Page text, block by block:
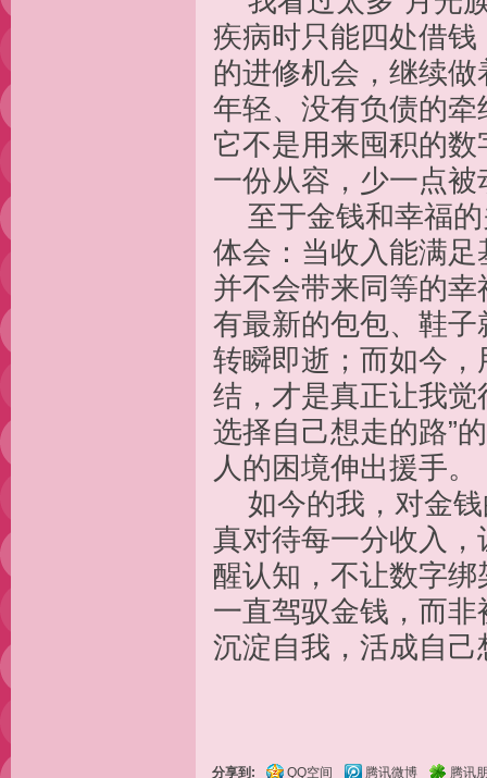
疾病时只能四处借
的进修机会，继续
年轻、没有负债的
它不是用来囤积的
一份从容，少一点被
至于金钱和幸福的
体会：当收入能满
并不会带来同等的
有最新的包包、鞋
转瞬即逝；而如今
结，才是真正让我觉
选择自己想走的路”
人的困境伸出援手。
如今的我，对金钱
真对待每一分收入
醒认知，不让数字
一直驾驭金钱，而
沉淀自我，活成自
分享到: QQ空间 腾讯微博 腾讯